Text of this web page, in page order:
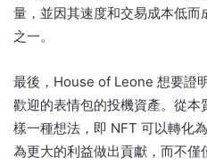
量，並因其速度和交易成本低
之一。
最後，House of Leone 想要證
歡迎的表情包的投機資產。 從本
樣一種想法，即 NFT 可以轉化
為更大的利益做出貢獻，而不僅